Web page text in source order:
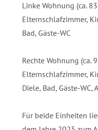
Linke Wohnung (ca.
Elternschlafzimmer,
Bad, Gäste-WC
Rechte Wohnung (ca.
Elternschlafzimmer,
Diele, Bad, Gäste-WC,
Für beide Einheiten